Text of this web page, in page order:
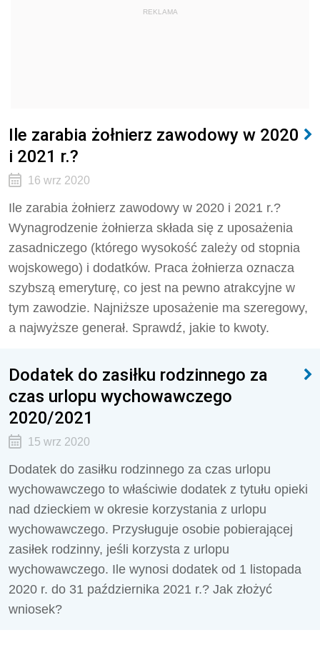
REKLAMA
Ile zarabia żołnierz zawodowy w 2020
i 2021 r.?
16 wrz 2020
Ile zarabia żołnierz zawodowy w 2020 i 2021 r.?
Wynagrodzenie żołnierza składa się z uposażenia
zasadniczego (którego wysokość zależy od stopnia
wojskowego) i dodatków. Praca żołnierza oznacza
szybszą emeryturę, co jest na pewno atrakcyjne w
tym zawodzie. Najniższe uposażenie ma szeregowy,
a najwyższe generał. Sprawdź, jakie to kwoty.
Dodatek do zasiłku rodzinnego za
czas urlopu wychowawczego
2020/2021
15 wrz 2020
Dodatek do zasiłku rodzinnego za czas urlopu
wychowawczego to właściwie dodatek z tytułu opieki
nad dzieckiem w okresie korzystania z urlopu
wychowawczego. Przysługuje osobie pobierającej
zasiłek rodzinny, jeśli korzysta z urlopu
wychowawczego. Ile wynosi dodatek od 1 listopada
2020 r. do 31 października 2021 r.? Jak złożyć
wniosek?